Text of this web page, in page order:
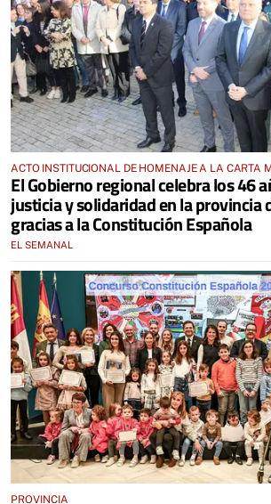
ACTO INSTITUCIONAL DE HOMENAJE A LA CARTA
El Gobierno regional celebra los 46
justicia y solidaridad en la provincia
gracias a la Constitución Española
EL SEMANAL
PROVINCIA